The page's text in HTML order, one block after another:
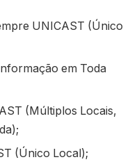
UNICAST (Único
em Toda
(Múltiplos Locais,
(Único Local);